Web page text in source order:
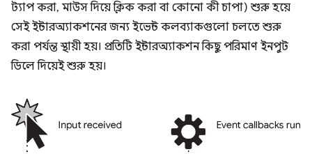
ট্যাপ করা, মাউস দিয়ে ক্লিক করা বা কোনো কী চাপা) শুরু হয়ে
সেই ইন্টারঅ্যাকশনের জন্য ইভেন্ট কলব্যাকগুলো চলতে শুরু
করা পর্যন্ত স্থায়ী হয়। প্রতিটি ইন্টারঅ্যাকশন কিছু পরিমাণ ইনপুট
ডিলে দিয়েই শুরু হয়।